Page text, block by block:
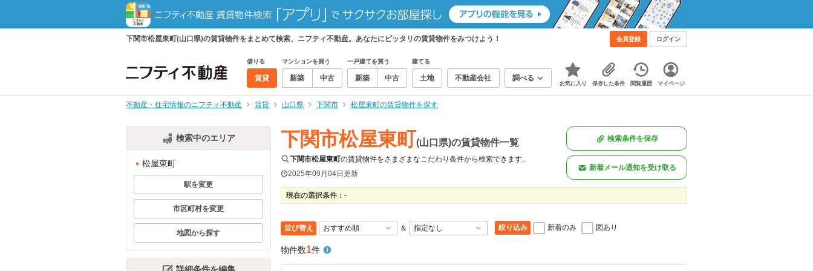
下関市松屋東町(山口県)の賃貸物件をまとめて検索、ニフティ不動産。あなたにピッタリの賃貸物件をみつけよう！ 会員登録 ログイン
借りる
賃貸
マンションを買う
新築 中古
一戸建てを買う
新築 中古
建てる
土地 不動産会社 調べる
お気に入り 保存した条件 閲覧履歴 マイページ
不動産・住宅情報のニフティ不動産 賃貸 山口県 下関市 松屋東町の賃貸物件を探す
検索中のエリア
松屋東町
駅を変更
市区町村を変更
地図から探す
下関市松屋東町(山口県)の賃貸物件一覧
下関市松屋東町の賃貸物件をさまざまなこだわり条件から検索できます。
2025年09月04日更新
検索条件を保存
新着メール通知を受け取る
現在の選択条件： -
並び替え ＆ 絞り込み 新着のみ 図あり
物件数1件